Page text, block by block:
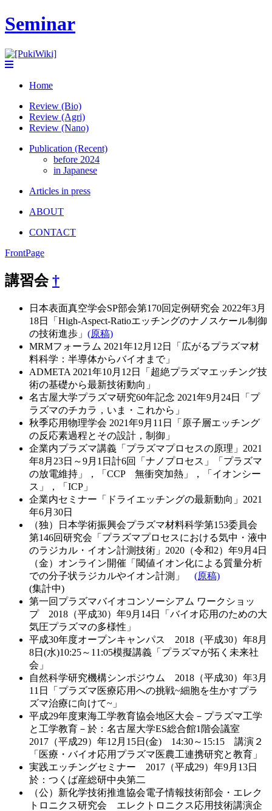
Seminar
Home
Review (Bio)
Review (Agri)
Review (Nano)
Publication (Recent)
before 2024
in Japanese
Articles in press
ABOUT
CONTACT
FrontPage
講習会†
日本表面真空学会SP部会第170回定例研究会 2022年3月
18日「High-Aspect-Ratioエッチングのナノスケール制御
の技術進歩」 (原稿)
MRMフォーラム 2021年12月12日「広がるプラズマ材
料科学：半導体からバイオまで」
ADMETA 2021年10月12日「超絶プラズマエッチング技
術の基礎から最新技術動向」
名古屋大学プラズマ研究60年記念 2021年9月24日「プ
ラズマのチカラ，いま・これから」
秋季応用物理学会 2021年9月11日「原子層エッチング
の反応素過程とその設計，制御」
企業内プラズマ講義「プラズマプロセスの原理」2021
年8月23日～9月1日計6回「ナノプロセス」「プラズマ
の放電維持」，「CCP 無衝突加熱」，「イオンシー
ス」，「ICP」
企業内セミナー「ドライエッチングの最新動向」2021
年6月30日
（独）日本学術振興会プラズマ材料科学第153委員会
第146回研究会「プラズマプロセスにおける気中・液中
のラジカル・イオン計測技術」2020（令和2）年9月4日
（金）オンライン開催「閾値イオン化による質量分析
での分子状ラジカルやイオン計測」 (原稿)
(集計中)
第一回プラズマバイオコンソーシアム ワークショッ
プ 2018（平成30）年9月14日「バイオ応用のための大
気圧プラズマの多様性」
平成30年度オープンキャンパス 2018（平成30）年8月
8日(水)10:25～11:05模擬講義「プラズマが拓く未来社
会」
自然科学研究機構シンポジウム 2018（平成30）年3月
11日「プラズマ医療応用への挑戦~細胞を生かすプラ
ズマ治療に向けて~」
平成29年度東海工学教育協会地区大会－プラズマ工学
と工学教育－於：名古屋大学ES総合館1階会議室
2017（平成29）年12月15日(金) 14:30～15:15 講演２
「医療・バイオ応用プラズマ医農工連携研究と教育」
実践エッチングセミナー 2017（平成29）年9月13日
於：つくば産総研中央第二
（公）新化学技術推進協会電子情報技術部会・エレク
トロニクス研究会 エレクトロニクス応用技術講演企